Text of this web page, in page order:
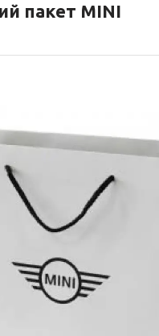
пакет MINI